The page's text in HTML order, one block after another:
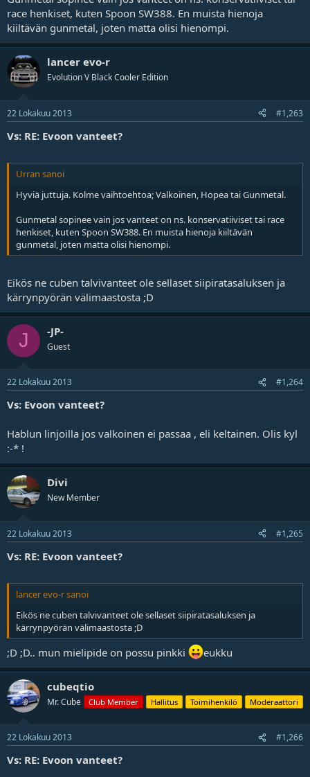
race henkiset, kuten Spoon SW388. En muista hienoja
kiiltävän gunmetal, joten matta olisi hienompi.
lancer evo-r
Evolution V Black Cooler Edition
22 Lokakuu 2013 #1,263
Vs: RE: Evoon vanteet?
Urran sanoi
Hyviä juttuja. Kolme vaihtoehtoa; Valkoinen, Hopea tai Gunmetal.
Gunmetal sopinee vain jos vanteet on ns. konservatiiviset tai race
henkiset, kuten Spoon SW388. En muista hienoja kiiltävän
gunmetal, joten matta olisi hienompi.
Eikös ne cuben talvivanteet ole sellaset siipiratasaluksen ja
kärrynpyörän välimaastosta ;D
J -JP-
Guest
22 Lokakuu 2013 #1,264
Vs: Evoon vanteet?
Hablun linjoilla jos valkoinen ei passaa , eli keltainen. Olis kyl
:-* !
Divi
New Member
22 Lokakuu 2013 #1,265
Vs: RE: Evoon vanteet?
lancer evo-r sanoi
Eikös ne cuben talvivanteet ole sellaset siipiratasaluksen ja
kärrynpyörän välimaastosta ;D
;D ;D.. mun mielipide on possu pinkki eukku
cubeqtio
Mr. Cube Club Member Hallitus Toimihenkilö Moderaattori
22 Lokakuu 2013 #1,266
Vs: RE: Evoon vanteet?